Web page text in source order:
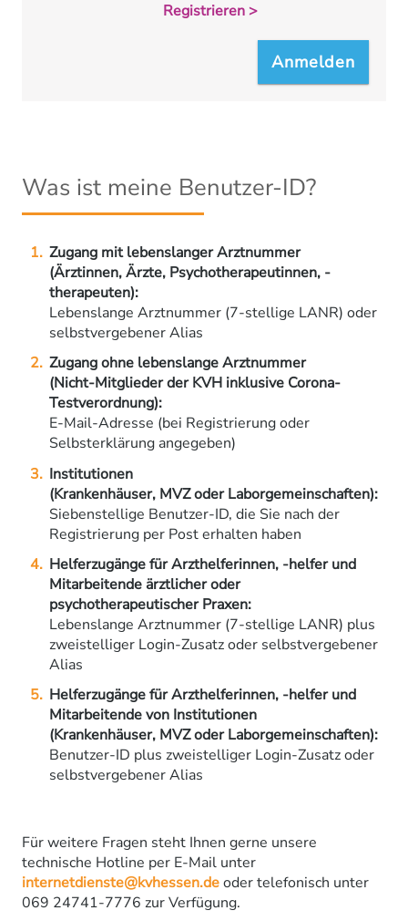
Registrieren >
Was ist meine Benutzer-ID?
Zugang mit lebenslanger Arztnummer
(Ärztinnen, Ärzte, Psychotherapeutinnen, -
therapeuten):
Lebenslange Arztnummer (7-stellige LANR) oder
selbstvergebener Alias
Zugang ohne lebenslange Arztnummer
(Nicht-Mitglieder der KVH inklusive Corona-
Testverordnung):
E-Mail-Adresse (bei Registrierung oder
Selbsterklärung angegeben)
Institutionen
(Krankenhäuser, MVZ oder Laborgemeinschaften):
Siebenstellige Benutzer-ID, die Sie nach der
Registrierung per Post erhalten haben
Helferzugänge für Arzthelferinnen, -helfer und
Mitarbeitende ärztlicher oder
psychotherapeutischer Praxen:
Lebenslange Arztnummer (7-stellige LANR) plus
zweistelliger Login-Zusatz oder selbstvergebener
Alias
Helferzugänge für Arzthelferinnen, -helfer und
Mitarbeitende von Institutionen
(Krankenhäuser, MVZ oder Laborgemeinschaften):
Benutzer-ID plus zweistelliger Login-Zusatz oder
selbstvergebener Alias
Für weitere Fragen steht Ihnen gerne unsere
technische Hotline per E-Mail unter
internetdienste@kvhessen.deoder telefonisch unter
069 24741-7776 zur Verfügung.